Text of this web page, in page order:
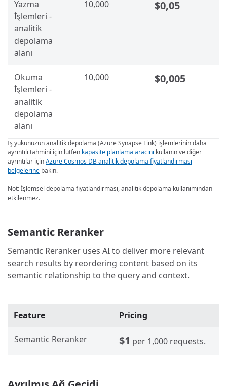
Yazma
İşlemleri -
analitik
depolama
alanı
10,000 $0,05
Okuma
İşlemleri -
analitik
depolama
alanı
10,000 $0,005
İş yükünüzün analitik depolama (Azure Synapse Link) işlemlerinin daha
ayrıntılı tahmini için lütfen kapasite planlama aracını kullanın ve diğer
ayrıntılar içinAzure Cosmos DB analitik depolama fiyatlandırması
belgelerine bakın.
Not: İşlemsel depolama fiyatlandırması, analitik depolama kullanımından
etkilenmez.
Semantic Reranker
Semantic Reranker uses AI to deliver more relevant
search results by reordering content based on its
semantic relationship to the query and context.
Feature Pricing
Semantic Reranker $1 per 1,000 requests.